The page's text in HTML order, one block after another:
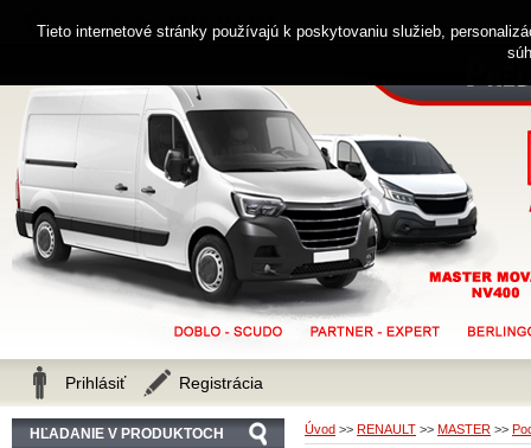
Úvod >> RENAULT >> MASTER >>
HĽADANIE V PRODUKTOCH
Zákaznícka linka 0914 238 482
Prihlásiť Registrácia
Tieto internetové stránky používajú k poskytovaniu služieb,